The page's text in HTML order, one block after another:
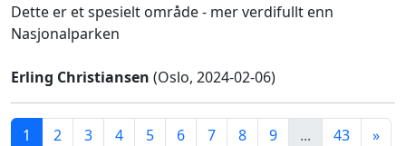
Dette er et spesielt område - mer verdifullt enn
Nasjonalparken
Erling Christiansen (Oslo, 2024-02-06)
1 2 3 4 5 6 7 8 9 ... 43 »